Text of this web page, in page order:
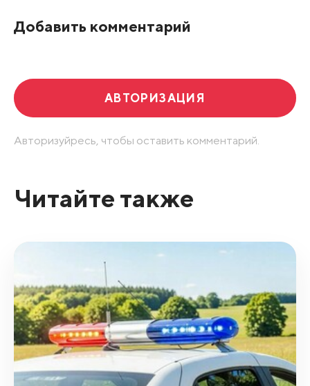
Добавить комментарий
АВТОРИЗАЦИЯ
Авторизуйресь, чтобы оставить комментарий.
Читайте также